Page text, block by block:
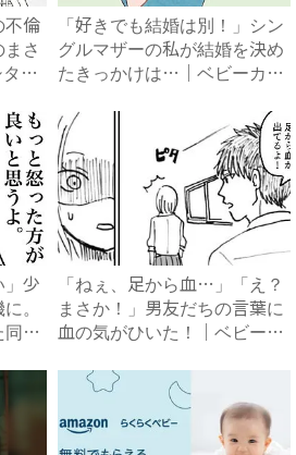
不倫
さ
「好きでも結婚は別！」シン
グルマザーの私が結婚を決め
たきっかけは…｜ベビーカレ
」少
。
性
「ねぇ、足から血…」「え？
まさか！」男友だちの言葉に
血の気がひいた！｜ベビーカ